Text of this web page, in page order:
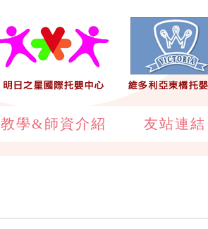
教學&師資介紹 友站連結